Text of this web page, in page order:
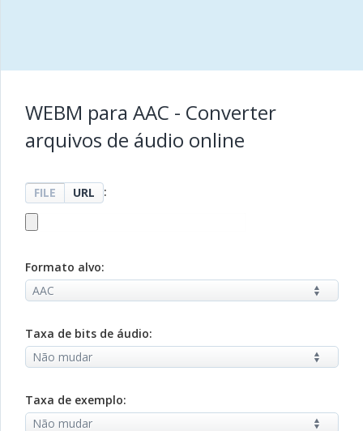
WEBM para AAC - Converter
arquivos de áudio online
FILE URL :
Formato alvo:
Taxa de bits de áudio:
Taxa de exemplo: